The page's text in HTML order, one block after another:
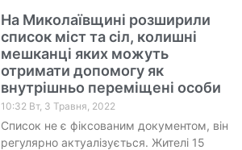
На Миколаївщині розширили
список міст та сіл, колишні
мешканці яких можуть
отримати допомогу як
внутрішньо переміщені особи
10:32 Вт, 3 Травня, 2022
Список не є фіксованим документом, він
регулярно актуалізується. Жителі 15